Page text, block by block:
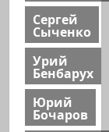
Сергей
Сыченко
Урий
Бенбарух
Юрий
Бочаров